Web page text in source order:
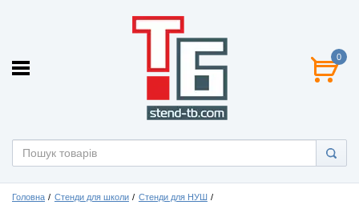
0
Головна Стенди для школи Стенди для НУШ